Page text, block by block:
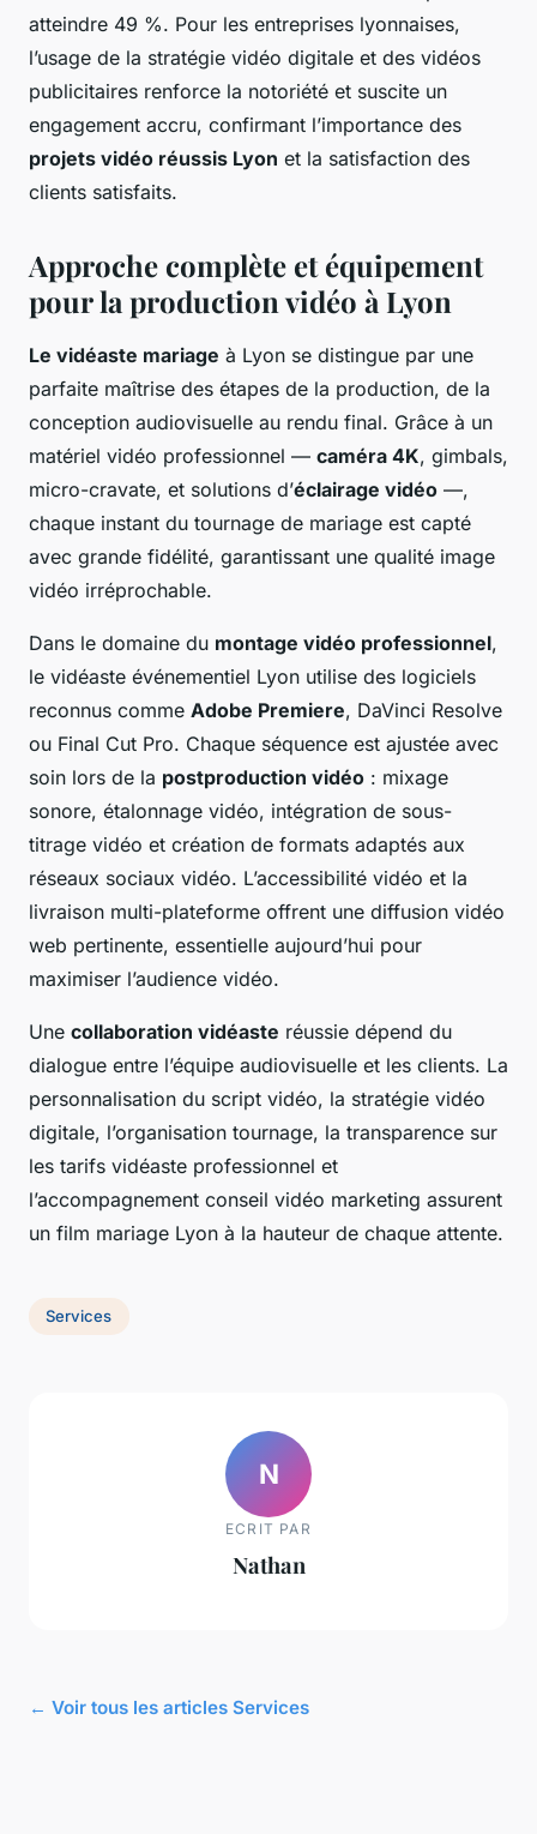
atteindre 49 %. Pour les entreprises lyonnaises,
l’usage de la stratégie vidéo digitale et des vidéos
publicitaires renforce la notoriété et suscite un
engagement accru, confirmant l’importance des
projets vidéo réussis Lyon et la satisfaction des
clients satisfaits.
Approche complète et équipement
pour la production vidéo à Lyon
Le vidéaste mariage à Lyon se distingue par une
parfaite maîtrise des étapes de la production, de la
conception audiovisuelle au rendu final. Grâce à un
matériel vidéo professionnel — caméra 4K, gimbals,
micro-cravate, et solutions d’éclairage vidéo —,
chaque instant du tournage de mariage est capté
avec grande fidélité, garantissant une qualité image
vidéo irréprochable.
Dans le domaine du montage vidéo professionnel,
le vidéaste événementiel Lyon utilise des logiciels
reconnus comme Adobe Premiere, DaVinci Resolve
ou Final Cut Pro. Chaque séquence est ajustée avec
soin lors de la postproduction vidéo : mixage
sonore, étalonnage vidéo, intégration de sous-
titrage vidéo et création de formats adaptés aux
réseaux sociaux vidéo. L’accessibilité vidéo et la
livraison multi-plateforme offrent une diffusion vidéo
web pertinente, essentielle aujourd’hui pour
maximiser l’audience vidéo.
Une collaboration vidéaste réussie dépend du
dialogue entre l’équipe audiovisuelle et les clients. La
personnalisation du script vidéo, la stratégie vidéo
digitale, l’organisation tournage, la transparence sur
les tarifs vidéaste professionnel et
l’accompagnement conseil vidéo marketing assurent
un film mariage Lyon à la hauteur de chaque attente.
Services
N
ECRIT PAR
Nathan
← Voir tous les articles Services